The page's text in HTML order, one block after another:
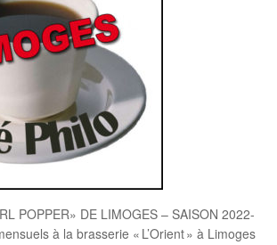
POPPER» DE LIMOGES – SAISON 2022-
à la brasserie « L’Orient » à Limoges